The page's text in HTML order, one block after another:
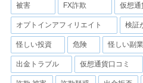
被害 FX詐欺 仮想通
オプトインアフィリエイト 検証
怪しい投資 危険 怪しい副業
出金トラブル 仮想通貨口コミ